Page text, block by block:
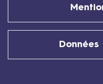
Données